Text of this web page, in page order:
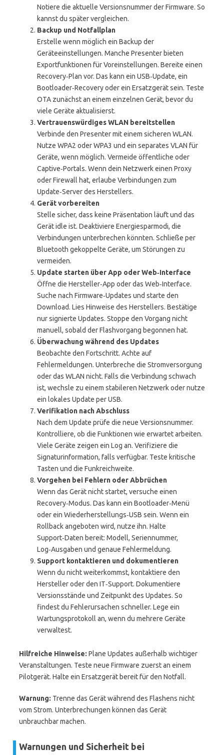
Notiere die aktuelle Versionsnummer der Firmware. So
kannst du später vergleichen.
Backup und Notfallplan
Erstelle wenn möglich ein Backup der
Geräteeinstellungen. Manche Presenter bieten
Exportfunktionen für Voreinstellungen. Bereite einen
Recovery‑Plan vor. Das kann ein USB‑Update, ein
Bootloader‑Recovery oder ein Ersatzgerät sein. Teste
OTA zunächst an einem einzelnen Gerät, bevor du
viele Geräte aktualisierst.
Vertrauenswürdiges WLAN bereitstellen
Verbinde den Presenter mit einem sicheren WLAN.
Nutze WPA2 oder WPA3 und ein separates VLAN für
Geräte, wenn möglich. Vermeide öffentliche oder
Captive‑Portals. Wenn dein Netzwerk einen Proxy
oder Firewall hat, erlaube Verbindungen zum
Update‑Server des Herstellers.
Gerät vorbereiten
Stelle sicher, dass keine Präsentation läuft und das
Gerät idle ist. Deaktiviere Energiesparmodi, die
Verbindungen unterbrechen könnten. Schließe per
Bluetooth gekoppelte Geräte, um Störungen zu
vermeiden.
Update starten über App oder Web‑Interface
Öffne die Hersteller‑App oder das Web‑Interface.
Suche nach Firmware‑Updates und starte den
Download. Lies Hinweise des Herstellers. Bestätige
nur signierte Updates. Stoppe den Vorgang nicht
manuell, sobald der Flashvorgang begonnen hat.
Überwachung während des Updates
Beobachte den Fortschritt. Achte auf
Fehlermeldungen. Unterbreche die Stromversorgung
oder das WLAN nicht. Falls die Verbindung schwach
ist, wechsle zu einem stabileren Netzwerk oder nutze
ein lokales Update per USB.
Verifikation nach Abschluss
Nach dem Update prüfe die neue Versionsnummer.
Kontrolliere, ob die Funktionen wie erwartet arbeiten.
Viele Geräte zeigen ein Log an. Verifiziere die
Signaturinformation, falls verfügbar. Teste kritische
Tasten und die Funkreichweite.
Vorgehen bei Fehlern oder Abbrüchen
Wenn das Gerät nicht startet, versuche einen
Recovery‑Modus. Das kann ein Bootloader‑Menü
oder ein Wiederherstellungs‑USB sein. Wenn ein
Rollback angeboten wird, nutze ihn. Halte
Support‑Daten bereit: Modell, Seriennummer,
Log‑Ausgaben und genaue Fehlermeldung.
Support kontaktieren und dokumentieren
Wenn du nicht weiterkommst, kontaktiere den
Hersteller oder den IT‑Support. Dokumentiere
Versionsstände und Zeitpunkt des Updates. So
findest du Fehlerursachen schneller. Lege ein
Wartungsprotokoll an, wenn du mehrere Geräte
verwaltest.
Hilfreiche Hinweise: Plane Updates außerhalb wichtiger
Veranstaltungen. Teste neue Firmware zuerst an einem
Pilotgerät. Halte ein Ersatzgerät bereit für den Notfall.
Warnung: Trenne das Gerät während des Flashens nicht
vom Strom. Unterbrechungen können das Gerät
unbrauchbar machen.
Warnungen und Sicherheit bei